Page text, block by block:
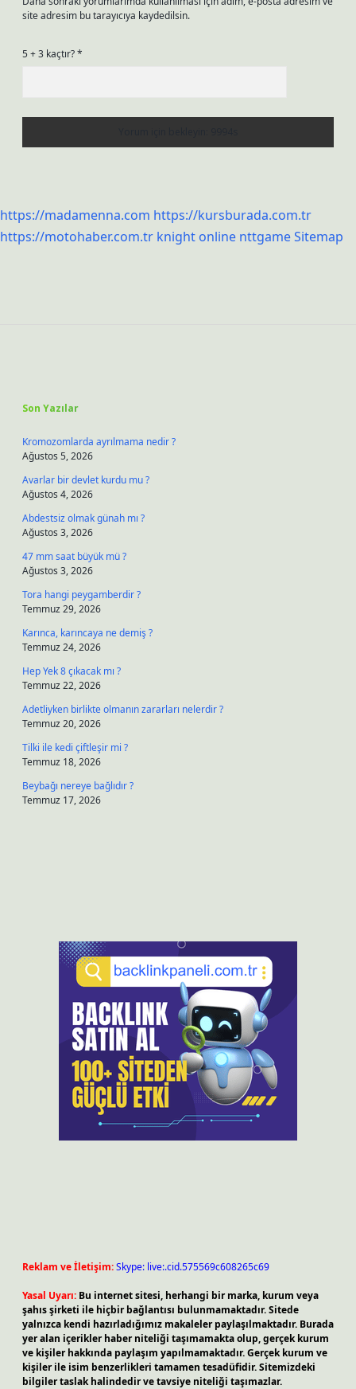
site adresim bu tarayıcıya kaydedilsin.
5 + 3 kaçtır?*
https://madamenna.com https://kursburada.com.tr
https://motohaber.com.tr knight online nttgameSitemap
Son Yazılar
Kromozomlarda ayrılmama nedir ?
Ağustos 5, 2026
Avarlar bir devlet kurdu mu ?
Ağustos 4, 2026
Abdestsiz olmak günah mı ?
Ağustos 3, 2026
47 mm saat büyük mü ?
Ağustos 3, 2026
Tora hangi peygamberdir ?
Temmuz 29, 2026
Karınca, karıncaya ne demiş ?
Temmuz 24, 2026
Hep Yek 8 çıkacak mı ?
Temmuz 22, 2026
Adetliyken birlikte olmanın zararları nelerdir ?
Temmuz 20, 2026
Tilki ile kedi çiftleşir mi ?
Temmuz 18, 2026
Beybağı nereye bağlıdır ?
Temmuz 17, 2026
Reklam ve İletişim:Skype: live:.cid.575569c608265c69
Yasal Uyarı: Bu internet sitesi, herhangi bir marka, kurum veya
şahıs şirketi ile hiçbir bağlantısı bulunmamaktadır. Sitede
yalnızca kendi hazırladığımız makaleler paylaşılmaktadır. Burada
yer alan içerikler haber niteliği taşımamakta olup, gerçek kurum
ve kişiler hakkında paylaşım yapılmamaktadır. Gerçek kurum ve
kişiler ile isim benzerlikleri tamamen tesadüfidir. Sitemizdeki
bilgiler taslak halindedir ve tavsiye niteliği taşımazlar.